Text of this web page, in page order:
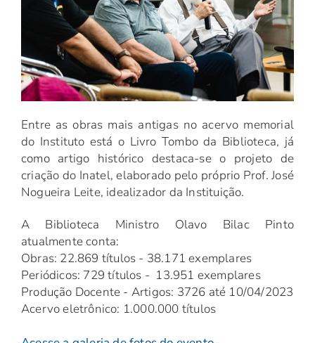
Entre as obras mais antigas no acervo memorial
do Instituto está o Livro Tombo da Biblioteca, já
como artigo histórico destaca-se o projeto de
criação do Inatel, elaborado pelo próprio Prof. José
Nogueira Leite, idealizador da Instituição.
A Biblioteca Ministro Olavo Bilac Pinto
atualmente conta:
Obras: 22.869 títulos - 38.171 exemplares
Periódicos: 729 títulos - 13.951 exemplares
Produção Docente - Artigos: 3726 até 10/04/2023
Acervo eletrônico: 1.000.000 títulos